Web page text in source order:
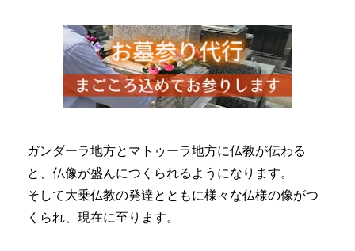
ガンダーラ地方とマトゥーラ地方に仏教が伝わる
と、仏像が盛んにつくられるようになります。
そして大乗仏教の発達とともに様々な仏様の像がつ
くられ、現在に至ります。